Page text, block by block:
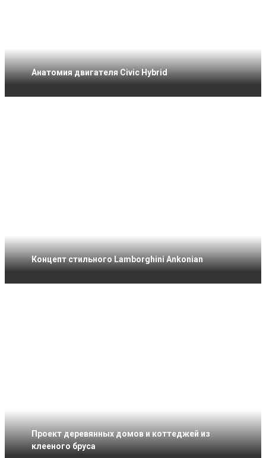
Анатомия двигателя Civic Hybrid
Концепт стильного Lamborghini Ankonian
Проект деревянных домов и коттеджей из
клееного бруса